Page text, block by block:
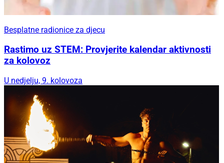
Besplatne radionice za djecu
Rastimo uz STEM: Provjerite kalendar aktivnosti
za kolovoz
U nedjelju, 9. kolovoza